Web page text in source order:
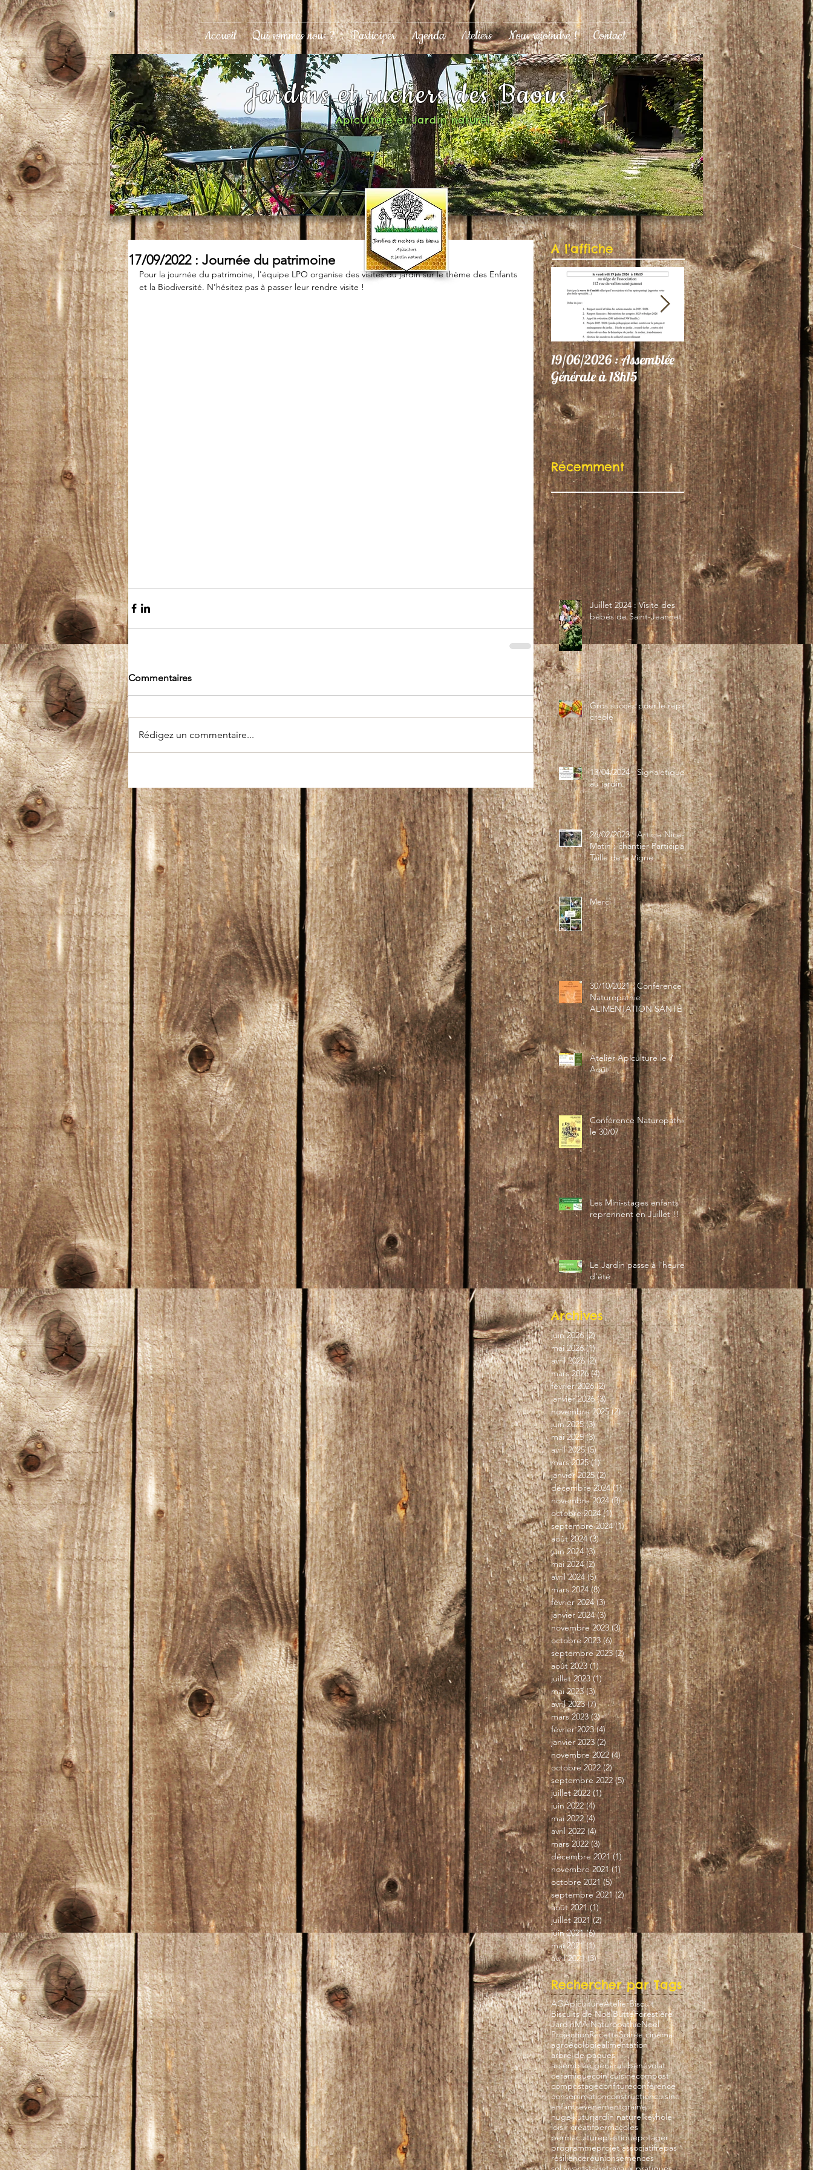
17/09/2022 : Journée du patrimoine
Pour la journée du patrimoine, l'équipe LPO organise des visites du jardin sur le thème des Enfants
et la Biodiversité. N'hésitez pas à passer leur rendre visite !
Commentaires
Rédigez un commentaire...
A l'affiche
19/06/2026 : Assemblée
Générale à 18h15
06/06/26 : Le Jardin
participe au Festival
"Autres Regards"
Récemment
Juillet 2024 : Visite des
bébés de Saint-Jeannet...
Gros succès pour le repas
créole
13/04/2024 : Signalétique
au jardin
26/02/2023 : Article Nice-
Matin : chantier Participatif
Taille de la Vigne
Merci !
30/10/2021 : Conférence
Naturopathie
ALIMENTATION SANTÉ
Atelier Apiculture le 7
Août
Conférence Naturopathie
le 30/07
Les Mini-stages enfants
reprennent en Juillet !!
Le Jardin passe à l'heure
d'été
Archives
juin 2026 (2)2 posts
mai 2026 (1)1 post
avril 2026 (2)2 posts
mars 2026 (4)4 posts
février 2026 (2)2 posts
janvier 2026 (3)3 posts
novembre 2025 (2)2 posts
juin 2025 (3)3 posts
mai 2025 (3)3 posts
avril 2025 (5)5 posts
mars 2025 (1)1 post
janvier 2025 (2)2 posts
décembre 2024 (1)1 post
novembre 2024 (3)3 posts
octobre 2024 (1)1 post
septembre 2024 (1)1 post
août 2024 (3)3 posts
juin 2024 (3)3 posts
mai 2024 (2)2 posts
avril 2024 (5)5 posts
mars 2024 (8)8 posts
février 2024 (3)3 posts
janvier 2024 (3)3 posts
novembre 2023 (3)3 posts
octobre 2023 (6)6 posts
septembre 2023 (2)2 posts
août 2023 (1)1 post
juillet 2023 (1)1 post
mai 2023 (3)3 posts
avril 2023 (7)7 posts
mars 2023 (3)3 posts
février 2023 (4)4 posts
janvier 2023 (2) 2 posts
novembre 2022 (4)4 posts
octobre 2022 (2)2 posts
septembre 2022 (5)5 posts
juillet 2022 (1)1 post
juin 2022 (4)4 posts
mai 2022 (4) 4 posts
avril 2022 (4) 4 posts
mars 2022 (3)3 posts
décembre 2021 (1)1 post
novembre 2021 (1)1 post
octobre 2021 (5)5 posts
septembre 2021 (2)2 posts
août 2021 (1)1 post
juillet 2021 (2)2 posts
juin 2021 (6)6 posts
mai 2021 (1)1 post
avril 2021 (3)3 posts
Rechercher par Tags
AGApicultureAtelierBiscuit
Biscuits de NoëlButteForestière
JardinMAINaturopathieNoel
ProjectionRecetteSoirée cinéma
agroécologiealimentation
arbre de paques
assemblée généralebénévolat
ceramiquecoin cuisinecompost
compostageconfitureconférence
consommationconstructioncuisine
enfantsevenementgraine
hugelkuturjardin naturelkeyhole
loisir créatifpermacoles
permacultureplastiquepotager
programmeprojet associatifrepas
résilienceréunionsemences
Accueil Qui sommes nous ? Participer Agenda Ateliers Nous rejoindre ! Contact
Jardins et ruchers des Baous
Apiculture et Jardin naturel